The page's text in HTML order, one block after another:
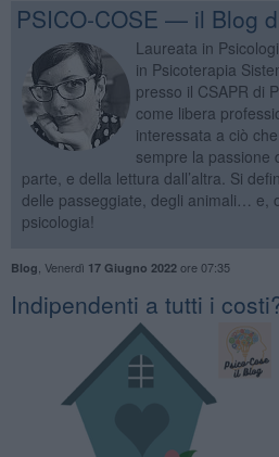
PSICO-COSE — il Blog
Laureata in
in Psicoterapia
presso il CSAPR di
come libera
interessata a ciò
sempre la passione
parte, e della lettura dall’altra. Si
delle passeggiate, degli animali… e,
psicologia!
Blog Venerdì 17 Giugno 2022ore 07:35
​Indipendenti a tutti i